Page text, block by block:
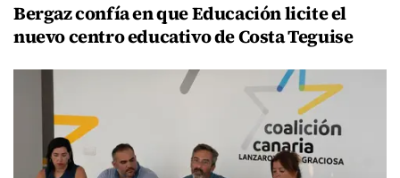
Bergaz confía en que Educación licite el
nuevo centro educativo de Costa Teguise